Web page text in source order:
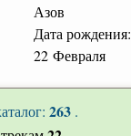
Азов
Дата рождения:
22 Февраля
263 .